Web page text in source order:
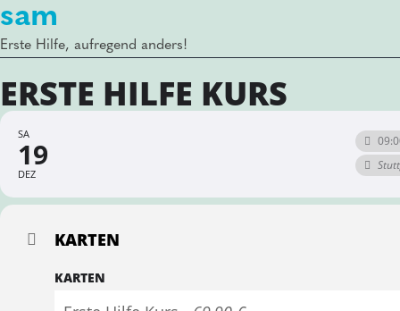
sam
Erste Hilfe, aufregend anders!
ERSTE HILFE KURS
SA
19
DEZ
KARTEN
KARTEN